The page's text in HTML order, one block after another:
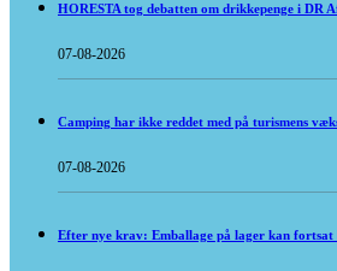
HORESTA tog debatten om drikkepenge i DR
07-08-2026
Camping har ikke reddet med på turismens
07-08-2026
Efter nye krav: Emballage på lager kan fortsat